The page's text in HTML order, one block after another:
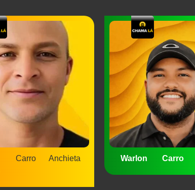
Carro Anchieta Warlon Carro